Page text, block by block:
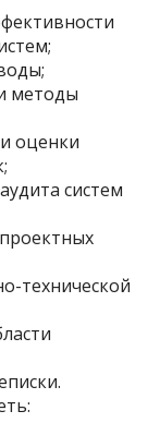
методы
оценки
систем
технической